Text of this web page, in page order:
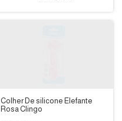
Colher De silicone Elefante
Rosa Clingo